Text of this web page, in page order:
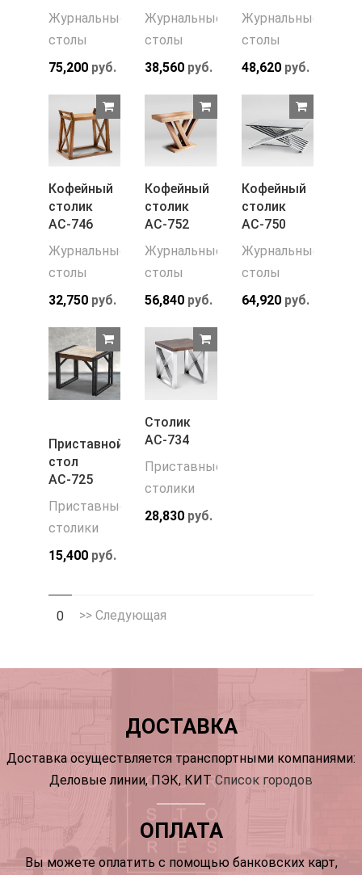
Журнальные
столы
75,200 руб.
Журнальные
столы
38,560 руб.
Журнальные
столы
48,620руб.
Кофейный
столик
АС-746
Журнальные
столы
32,750 руб.
Кофейный
столик
АС-752
Журнальные
столы
56,840 руб.
Кофейный
столик
АС-750
Журнальные
столы
64,920руб.
Приставной
стол
АС-725
Приставные
столики
15,400 руб.
Столик
АС-734
Приставные
столики
28,830 руб.
0 >> Следующая
ДОСТАВКА
Доставка осуществляется транспортными компаниями:
Деловые линии, ПЭК, КИТ Список городов
ОПЛАТА
Вы можете оплатить с помощью банковских карт,